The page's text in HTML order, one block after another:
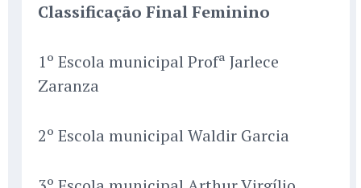
Classificação Final Feminino
1º Escola municipal Profª Jarlece
Zaranza
2º Escola municipal Waldir Garcia